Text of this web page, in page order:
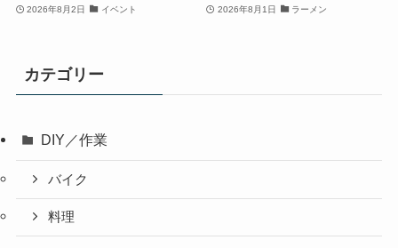
2026年8月2日 イベント 2026年8月1日 ラーメン
カテゴリー
DIY／作業
バイク
料理